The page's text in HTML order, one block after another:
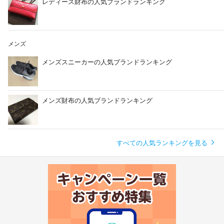
メンズ
メンズスニーカーの人気ブランドランキング
メンズ財布の人気ブランドランキング
すべての人気ランキングを見る